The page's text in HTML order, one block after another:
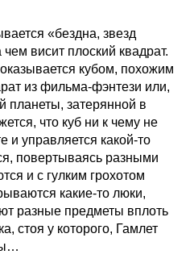
«бездна, звезд
висит плоский квадрат.
кубом, похожим
из фильма-фэнтези или,
планеты, затерянной в
что куб ни к чему не
и управляется какой-то
повертываясь разными
и с гулким грохотом
какие-то люки,
разные предметы вплоть
стоя у которого, Гамлет